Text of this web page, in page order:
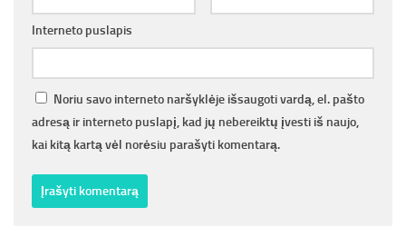
Interneto puslapis
Noriu savo interneto naršyklėje išsaugoti vardą, el. pašto
adresą ir interneto puslapį, kad jų nebereiktų įvesti iš naujo,
kai kitą kartą vėl norėsiu parašyti komentarą.